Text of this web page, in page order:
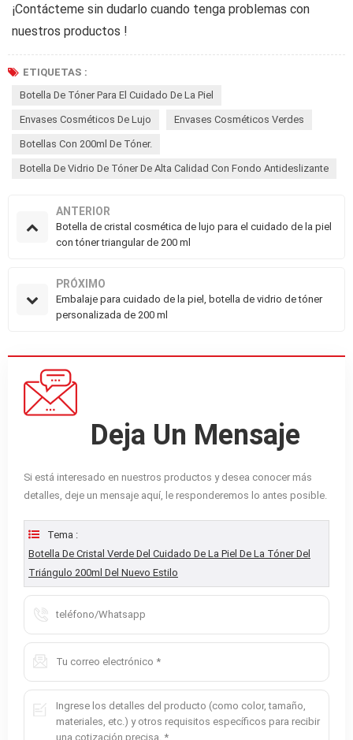
¡Contácteme sin dudarlo cuando tenga problemas con
nuestros productos !
ETIQUETAS :
Botella De Tóner Para El Cuidado De La Piel
Envases Cosméticos De Lujo Envases Cosméticos Verdes
Botellas Con 200ml De Tóner.
Botella De Vidrio De Tóner De Alta Calidad Con Fondo Antideslizante
ANTERIOR
Botella de cristal cosmética de lujo para el cuidado de la piel
con tóner triangular de 200 ml
PRÓXIMO
Embalaje para cuidado de la piel, botella de vidrio de tóner
personalizada de 200 ml
Deja Un Mensaje
Si está interesado en nuestros productos y desea conocer más
detalles, deje un mensaje aquí, le responderemos lo antes posible.
Tema :
Botella De Cristal Verde Del Cuidado De La Piel De La Tóner Del
Triángulo 200ml Del Nuevo Estilo